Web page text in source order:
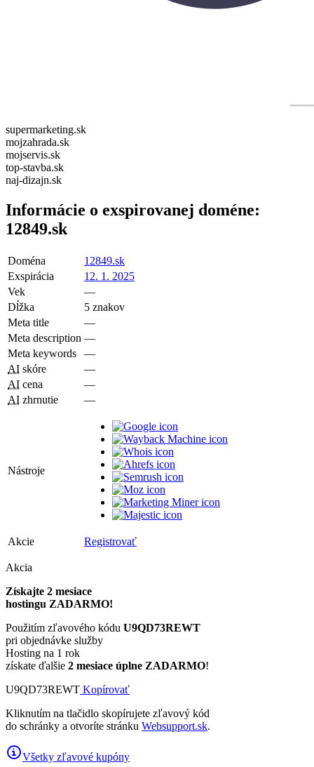
supermarketing.sk
mojzahrada.sk
mojservis.sk
top-stavba.sk
naj-dizajn.sk
Informácie o exspirovanej doméne:
12849.sk
Doména
12849.sk
Exspirácia
12. 1. 2025
Vek
—
Dĺžka
5 znakov
Meta title
—
Meta description —
Meta keywords
—
AI skóre
—
AI cena
—
AI zhrnutie —
Nástroje
Akcie Registrovať
Akcia
Získajte 2 mesiace
hostingu ZADARMO!
Použitím zľavového kódu U9QD73REWT
pri objednávke služby
Hosting na 1 rok
získate ďalšie 2 mesiace úplne ZADARMO!
U9QD73REWT Kopírovať
Kliknutím na tlačidlo skopírujete zľavový kód
do schránky a otvoríte stránku Websupport.sk.
Všetky zľavové kupóny